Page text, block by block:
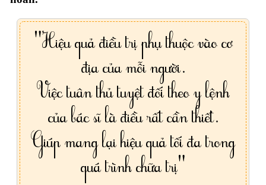
"Hiệu quả điều trị phụ thuộc vào cơ
địa của mỗi người.
Việc tuân thủ tuyệt đối theo y lệnh
của bác sĩ là điều rất cần thiết.
Giúp mang lại hiệu quả tối đa trong
quá trình chữa trị"